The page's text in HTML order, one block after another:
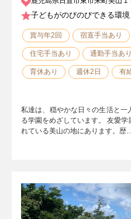
子どもがのびのびできる環
賞与年2回 宿直手当あり
住宅手当あり 通勤手当あり
育休あり 週休2日 有
私達は、穏やかな日々の生活と
る学園をめざしています。 友愛
れている美山の地にあります。歴